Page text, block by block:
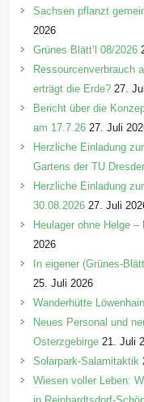
r
e
n
Sachsen pflanzt
2026
Grünes Blätt’l 08/2026
Ressourcenverbrauch
erträgt die Erde? 27.
Bericht über die
am 17.7.26 27. Juli
Herzliche Einladung
Gartens der TU
Herzliche Einladung
30.08.2026 27. Juli
Heulager ohne Helge
2026
In eigener (Grünes-
25. Juli 2026
Wanderhütte
Neues Personal und
Osterzgebirge 21. Juli
Solarpark-Salamitaktik
Wiesen voller Leben: